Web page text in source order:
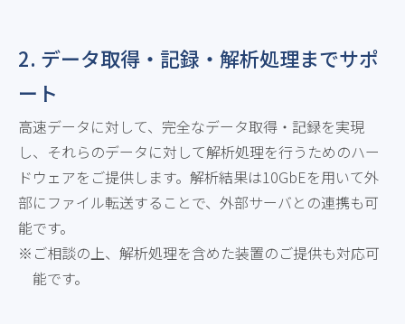
2. データ取得・記録・解析処理までサポ
ート
高速データに対して、完全なデータ取得・記録を実現
し、それらのデータに対して解析処理を行うためのハー
ドウェアをご提供します。解析結果は10GbEを用いて外
部にファイル転送することで、外部サーバとの連携も可
能です。
ご相談の上、解析処理を含めた装置のご提供も対応可
能です。